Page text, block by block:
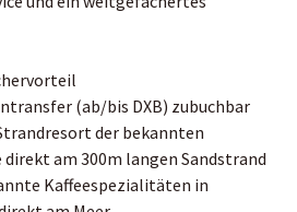
(ab/bis DXB) zubuchbar
der bekannten
am 300m langen Sandstrand
Kaffeespezialitäten in